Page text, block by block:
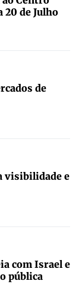
20 de Julho
de
visibilidade e
com Israel e
pública